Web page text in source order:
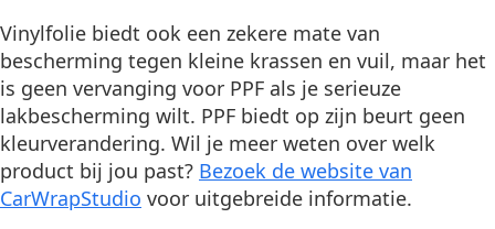
Vinylfolie biedt ook een zekere mate van
bescherming tegen kleine krassen en vuil, maar het
is geen vervanging voor PPF als je serieuze
lakbescherming wilt. PPF biedt op zijn beurt geen
kleurverandering. Wil je meer weten over welk
product bij jou past? Bezoek de website van
CarWrapStudio voor uitgebreide informatie.